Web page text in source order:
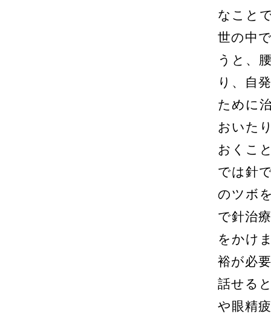
なこと
世の中
うと、
り、自
ために
おいた
おくこ
では針
のツボ
で針治
をかけ
裕が必
話せる
や眼精